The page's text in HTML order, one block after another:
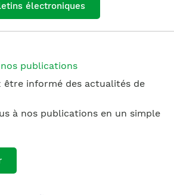
électroniques
nos publications
être informé des actualités de
à nos publications en un simple